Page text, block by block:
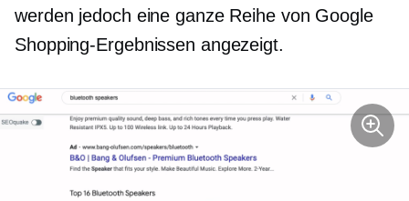
werden jedoch eine ganze Reihe von Google
Shopping-Ergebnissen angezeigt.